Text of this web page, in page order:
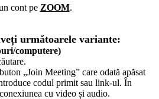
cont pe ZOOM.
următoarele variante:
computere)
„Join Meeting” care odată apăsat
codul primit sau link-ul. În
cu video și audio.